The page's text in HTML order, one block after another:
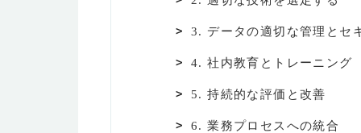
3. データの適切な管理とセ
4. 社内教育とトレーニング
5. 持続的な評価と改善
6. 業務プロセスへの統合